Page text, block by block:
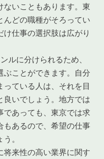
ないこともあります。東
どの職種がそろってい
仕事の選択肢は広がり
ルに分けられるため、
ことができます。自分
ている人は、それを目
いでしょう。地方では
であっても、東京では求
もあるので、希望の仕事
。
将来性の高い業界に関す